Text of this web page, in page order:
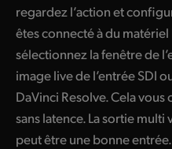
regardez l’action et
êtes connecté à du
sélectionnez la fenêtre de
image live de l’entrée SDI
DaVinci Resolve. Cela
sans latence. La sortie multi
peut être une bonne entrée.